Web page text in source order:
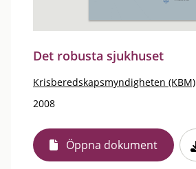
Det robusta sjukhuset
Krisberedskapsmyndigheten (KBM)
2008
Öppna dokument